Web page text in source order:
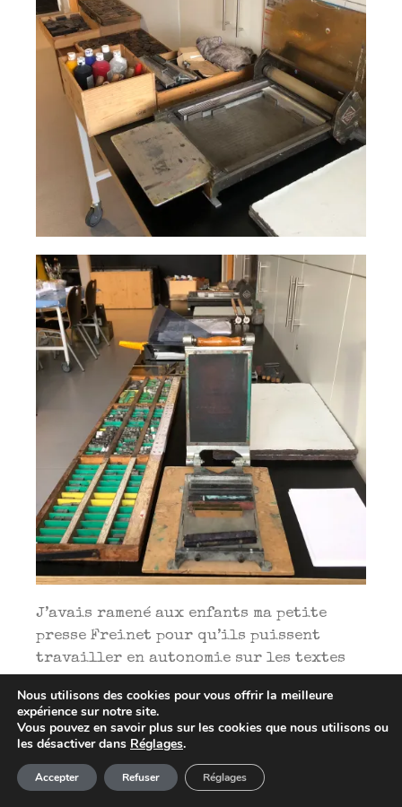
J’avais ramené aux enfants ma petite
presse Freinet pour qu’ils puissent
travailler en autonomie sur les textes
denotre EXPOSITIONpar le graphiste du
Muséum-Aquarium. L’avantage des Casses
d’imprimerie Freinet, c’est que les
caractères d’imprimerie y sont rangés
par ordre alphabétique alors que dans
Article ajouté au panier
0 Produit - 0,00
Nous utilisons des cookies pour vous offrir la meilleure
expérience sur notre site.
Vous pouvez en savoir plus sur les cookies que nous utilisons ou
les désactiver dans Réglages.
Accepter Refuser Réglages